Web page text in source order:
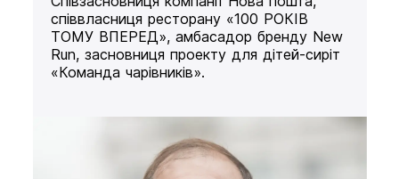
співвласниця ресторану «100 РОКІВ
ТОМУ ВПЕРЕД», амбасадор бренду New
Run, засновниця проекту для дітей-сиріт
«Команда чарівників».